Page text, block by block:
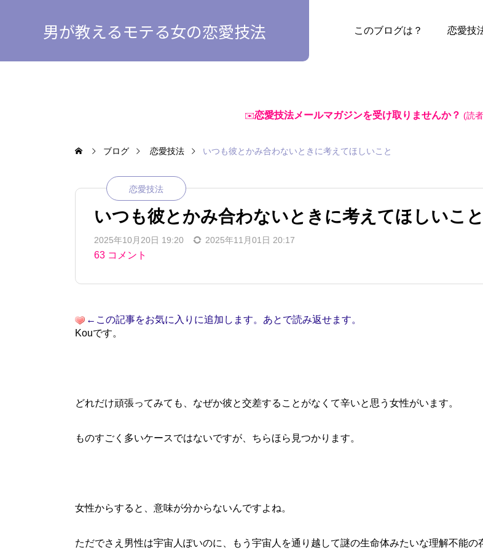
男が教えるモテる女の恋愛技法 このブログは？ 恋愛技
✉️恋愛技法メールマガジンを受け取りませんか？ (読
ブログ 恋愛技法 いつも彼とかみ合わないときに考えてほしいこと
恋愛技法
いつも彼とかみ合わないときに考えてほしいこと
2025年10月20日 19:20 2025年11月01日 20:17
63 コメント
←この記事をお気に入りに追加します。あとで読み返せます。
Kouです。
どれだけ頑張ってみても、なぜか彼と交差することがなくて辛いと思う女性がいます。
ものすごく多いケースではないですが、ちらほら見つかります。
女性からすると、意味が分からないんですよね。
ただでさえ男性は宇宙人ぽいのに、もう宇宙人を通り越して謎の生命体みたいな理解不能の